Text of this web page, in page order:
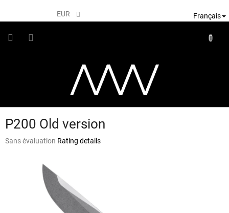
Français
content
EUR
P200 Old version
The
Sans évaluation Rating details